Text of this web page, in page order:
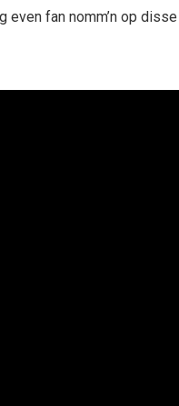
even fan nomm’n op disse